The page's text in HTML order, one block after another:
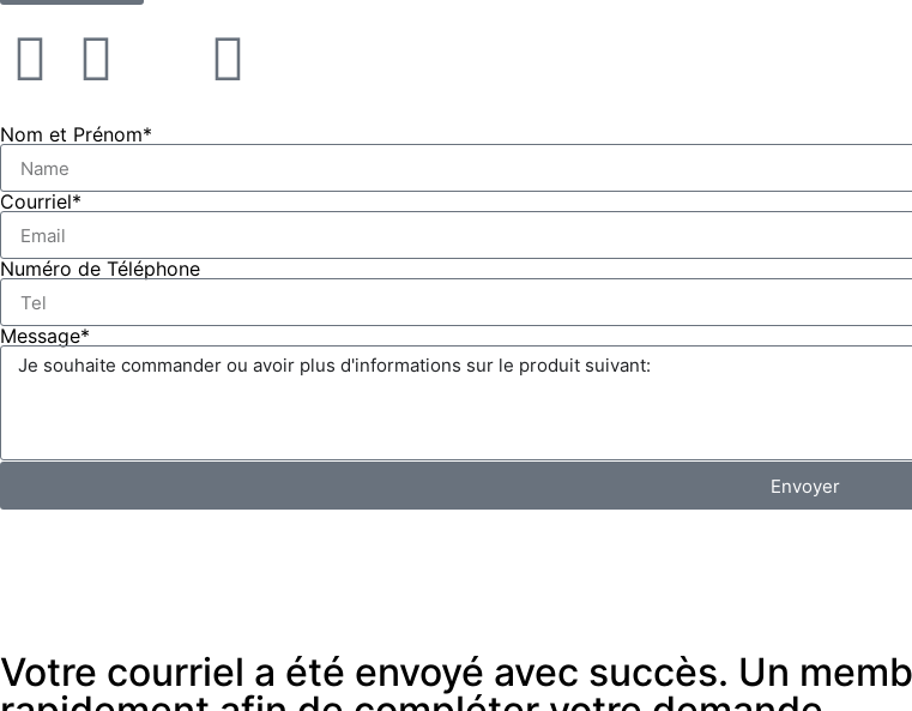
Nom et Prénom*
Courriel*
Numéro de Téléphone
Message*
Envoyer
Votre courriel a été envoyé avec succès. Un